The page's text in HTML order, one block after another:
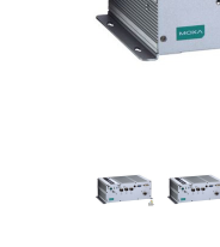
Energiemessung
Energieverteilung
IP, WLAN & GSM
IoT - Internet of Things
IPC, Industrielle
Wi-Fi - WLAN - Wireless
Serverräume
RMA / Rücksendung /
Comet System
CompleTech